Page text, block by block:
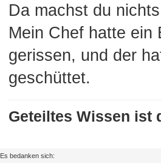
Da machst du
Mein Chef hatte ein
gerissen, und der
geschüttet.
Geteiltes Wissen ist
Es bedanken sich: